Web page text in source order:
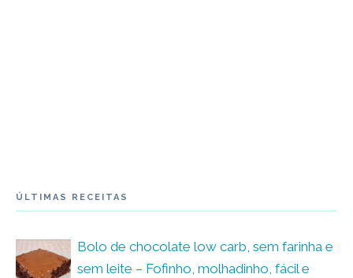
ÚLTIMAS RECEITAS
Bolo de chocolate low carb, sem farinha e
sem leite – Fofinho, molhadinho, fácil e